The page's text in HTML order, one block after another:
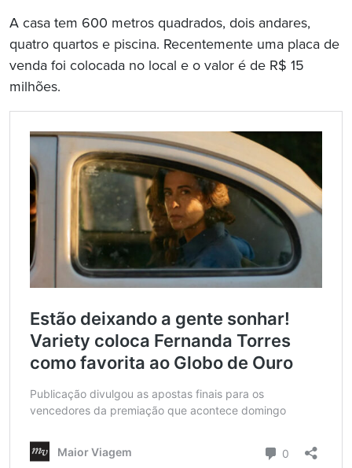
A casa tem 600 metros quadrados, dois andares,
quatro quartos e piscina. Recentemente uma placa de
venda foi colocada no local e o valor é de R$ 15
milhões.